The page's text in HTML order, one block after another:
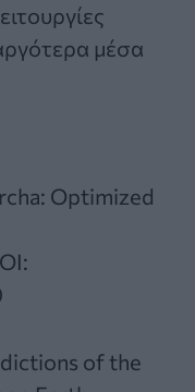
μέσα
Optimized
of the